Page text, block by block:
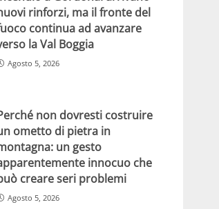
rinforzi, ma il fronte del
continua ad avanzare
la Val Boggia
Agosto 5, 2026
non dovresti costruire
ometto di pietra in
un gesto
innocuo che
creare seri problemi
Agosto 5, 2026